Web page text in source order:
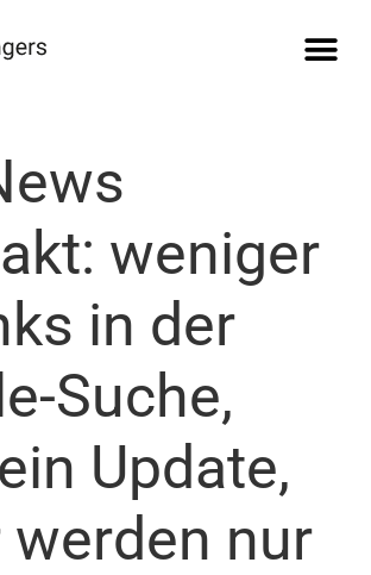
weniger
in der
Suche,
Update,
werden nur